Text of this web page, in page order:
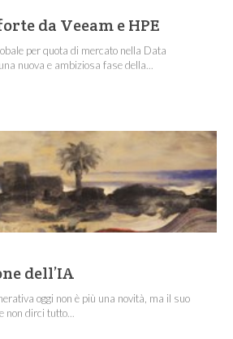
da Veeam e HPE
per quota di mercato nella Data
nuova e ambiziosa fase della...
dell’IA
oggi non è più una novità, ma il suo
dirci tutto...